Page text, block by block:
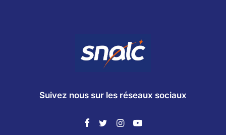
Suivez nous sur les réseaux sociaux